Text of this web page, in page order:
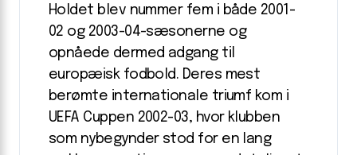
Holdet blev nummer fem i både 2001-
02 og 2003-04-sæsonerne og
opnåede dermed adgang til
europæisk fodbold. Deres mest
berømte internationale triumf kom i
UEFA Cuppen 2002-03, hvor klubben
som nybegynder stod for en lang